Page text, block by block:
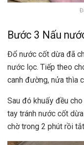
Bước 3 Nấu
Đổ nước cốt dừa đã
nước lọc. Tiếp theo
canh đường, nửa thìa
Sau đó khuấy đều
tay tránh nước cốt
chờ trong 2 phút rồi